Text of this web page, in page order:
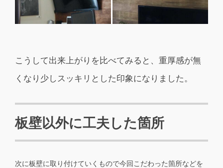
こうして出来上がりを比べてみると、重厚感が無
くなり少しスッキリとした印象になりました。
板壁以外に工夫した箇所
次に板壁に取り付けていくもので今回こだわった箇所などを